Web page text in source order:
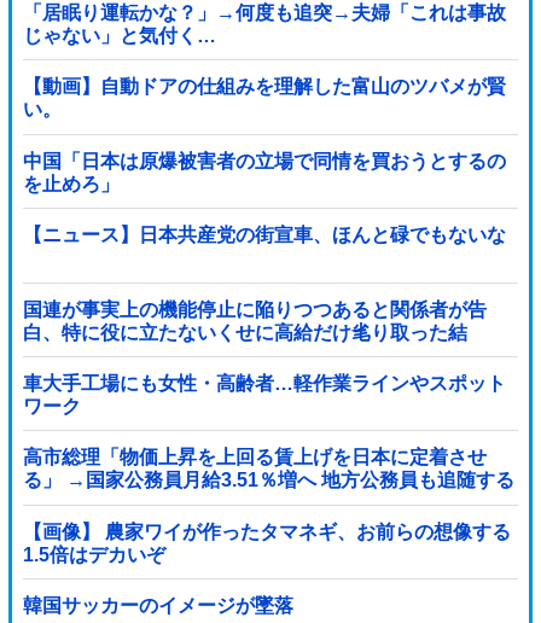
「居眠り運転かな？」→何度も追突→夫婦「これは事故
じゃない」と気付く…
【動画】自動ドアの仕組みを理解した富山のツバメが賢
い。
中国「日本は原爆被害者の立場で同情を買おうとするの
を止めろ」
【ニュース】日本共産党の街宣車、ほんと碌でもないな
国連が事実上の機能停止に陥りつつあると関係者が告
白、特に役に立たないくせに高給だけ毟り取った結
果……他
車大手工場にも女性・高齢者…軽作業ラインやスポット
ワーク
高市総理「物価上昇を上回る賃上げを日本に定着させ
る」 →国家公務員月給3.51％増へ 地方公務員も追随する
見通し
【画像】 農家ワイが作ったタマネギ、お前らの想像する
1.5倍はデカいぞ
韓国サッカーのイメージが墜落